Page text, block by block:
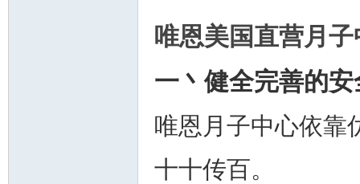
唯恩美国直营月
一丶健全完善的
唯恩月子中心依靠
十十传百。